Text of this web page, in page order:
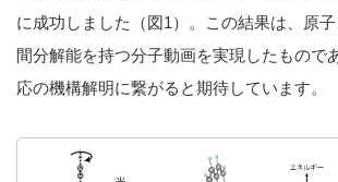
に成功しました（図1）。この結果は、原
間分解能を持つ分子動画を実現したもので
応の機構解明に繋がると期待しています。